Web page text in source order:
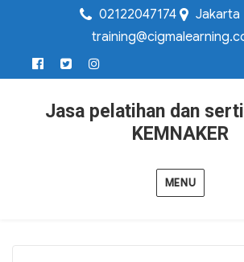
02122047174
Jakarta
Jasa pelatihan dan
KEMNAKER
MENU